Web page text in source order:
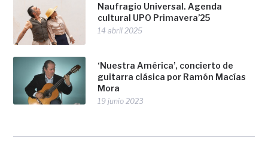
Naufragio Universal. Agenda
cultural UPO Primavera’25
14 abril 2025
‘Nuestra América’, concierto de
guitarra clásica por Ramón Macías
Mora
19 junio 2023